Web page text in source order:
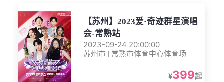
【苏州】2023爱·奇迹群星演唱
会-常熟站
2023-09-24 20:00:00
苏州市 | 常熟市体育中心体育场
¥399起